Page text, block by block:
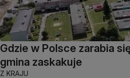
Gdzie w Polsce zarabia
gmina zaskakuje
Z KRAJU